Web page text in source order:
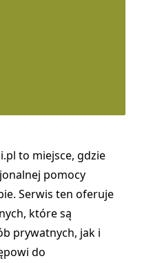
to miejsce, gdzie
pomocy
Serwis ten oferuje
które są
prywatnych, jak i
do